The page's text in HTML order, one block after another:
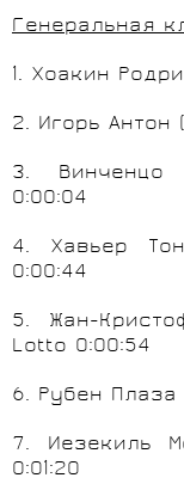
Генеральная
1. Хоакин
2. Игорь Антон (
3.
0:00:04
4. Хавьер
0:00:44
5. Жан-
Lotto 0:00:54
6. Рубен Плаза
7. Иезекиль
0:01:20